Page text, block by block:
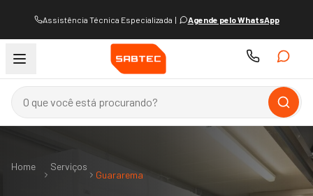
Assistência Técnica Especializada | Agende pelo WhatsApp
Home Serviços
Guararema